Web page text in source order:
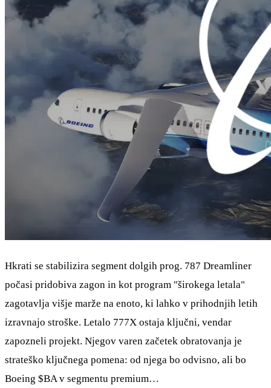
Hkrati se stabilizira segment dolgih prog. 787 Dreamliner
počasi pridobiva zagon in kot program "širokega letala"
zagotavlja višje marže na enoto, ki lahko v prihodnjih letih
izravnajo stroške. Letalo 777X ostaja ključni, vendar
zapozneli projekt. Njegov varen začetek obratovanja je
strateško ključnega pomena: od njega bo odvisno, ali bo
Boeing $BAv segmentu premium…